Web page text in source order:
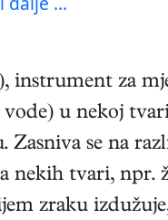
instrument za
u nekoj
se na
nekih tvari, npr.
zraku